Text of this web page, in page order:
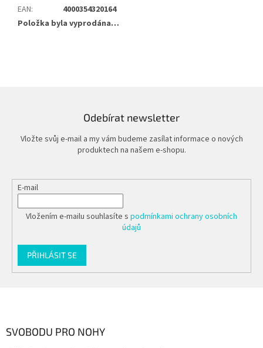
EAN:
4000354320164
Položka byla vyprodána…
Odebírat newsletter
Vložte svůj e-mail a my vám budeme zasílat informace o nových
produktech na našem e-shopu.
E-mail
Vložením e-mailu souhlasíte s podmínkami ochrany osobních
údajů
PŘIHLÁSIT SE
SVOBODU PRO NOHY